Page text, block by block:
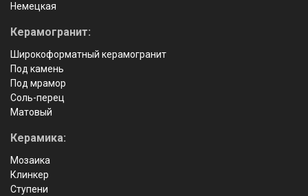
Немецкая
Керамогранит:
Широкоформатный керамогранит
Под камень
Под мрамор
Соль-перец
Матовый
Керамика:
Мозаика
Клинкер
Ступени